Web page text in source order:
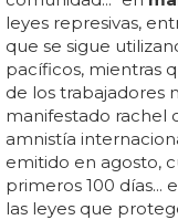
leyes represivas,
que se sigue
pacíficos, mientras
de los trabajadores
manifestado rachel
amnistía
emitido en agosto,
primeros 100 días...
las leyes que